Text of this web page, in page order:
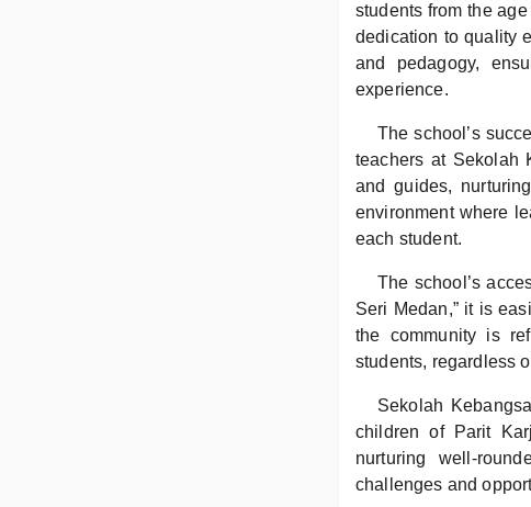
students from the
dedication to quality
and pedagogy,
experience.
The school’s
teachers at Sekolah
and guides,
environment where
each student.
The school’s
Seri Medan,” it is
the community is
students, regardless
Sekolah
children of Parit
nurturing well-
challenges and